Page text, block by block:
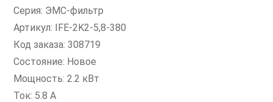
Серия: ЭМС-фильтр
Артикул: IFE-2K2-5,8-380
Код заказа: 308719
Состояние: Новое
Мощность: 2.2 кВт
Ток: 5.8 А